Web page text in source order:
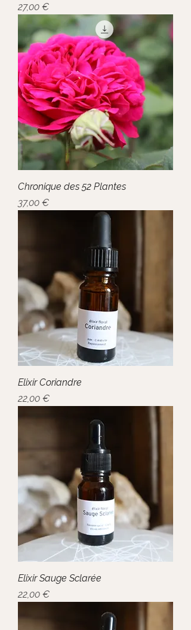
Prix
27,00 €
Chronique des 52 Plantes
Prix
37,00 €
Elixir Coriandre
Prix
22,00 €
Elixir Sauge Sclarée
Prix
22,00 €